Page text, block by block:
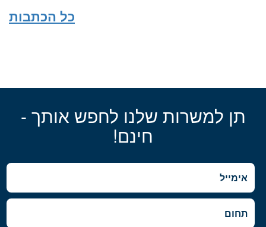
כל הכתבות
תן למשרות שלנו לחפש אותך -
חינם!